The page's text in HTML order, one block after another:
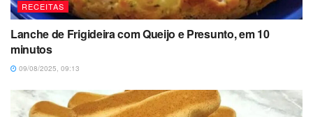
RECEITAS
Lanche de Frigideira com Queijo e Presunto, em 10
minutos
09/08/2025, 09:13